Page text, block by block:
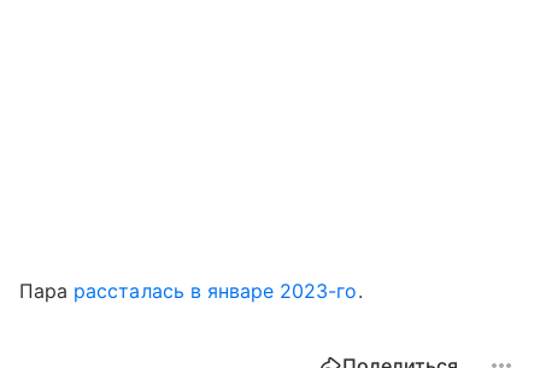
Пара рассталась в январе 2023-го.